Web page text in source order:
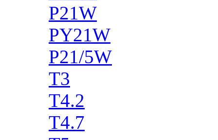
P21W
PY21W
P21/5W
T3
T4.2
T4.7